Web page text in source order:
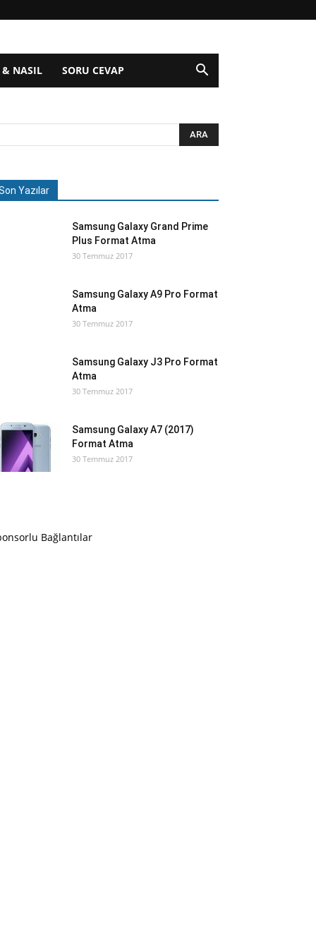
& NASIL SORU CEVAP
Yazılar
Samsung Galaxy Grand Prime
Plus Format Atma
30 Temmuz 2017
Samsung Galaxy A9 Pro Format
Atma
30 Temmuz 2017
Samsung Galaxy J3 Pro Format
Atma
30 Temmuz 2017
Samsung Galaxy A7 (2017)
Format Atma
30 Temmuz 2017
Bağlantılar